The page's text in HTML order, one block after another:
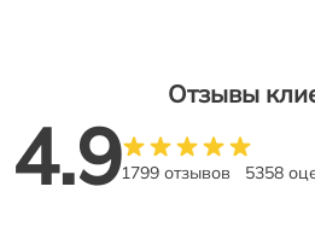
Отзывы
4.91799 отзывов 5358